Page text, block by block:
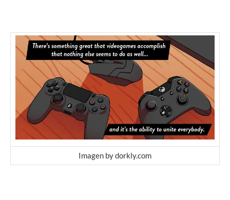
Imagen by dorkly.com